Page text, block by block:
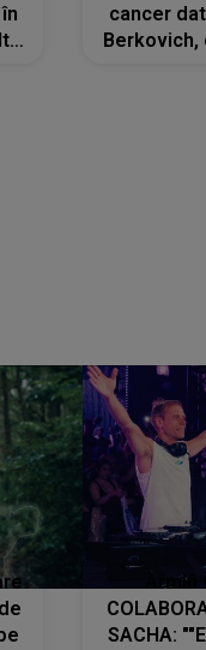
cancer
Berkovich,
SACHA: